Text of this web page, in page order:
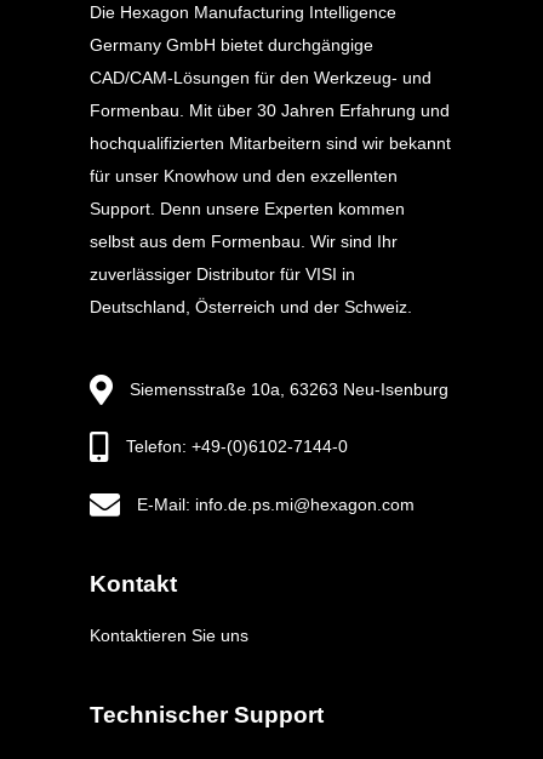
Die Hexagon Manufacturing Intelligence
Germany GmbH bietet durchgängige
CAD/CAM-Lösungen für den Werkzeug- und
Formenbau. Mit über 30 Jahren Erfahrung und
hochqualifizierten Mitarbeitern sind wir bekannt
für unser Knowhow und den exzellenten
Support. Denn unsere Experten kommen
selbst aus dem Formenbau. Wir sind Ihr
zuverlässiger Distributor für VISI in
Deutschland, Österreich und der Schweiz.
Siemensstraße 10a, 63263 Neu-Isenburg
Telefon: +49-(0)6102-7144-0
E-Mail: info.de.ps.mi@hexagon.com
Kontakt
Kontaktieren Sie uns
Technischer Support